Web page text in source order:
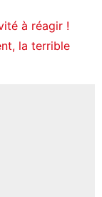
à réagir !
la terrible